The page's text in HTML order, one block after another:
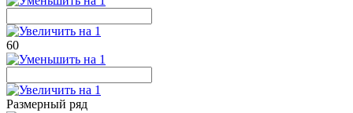
60
Размерный ряд